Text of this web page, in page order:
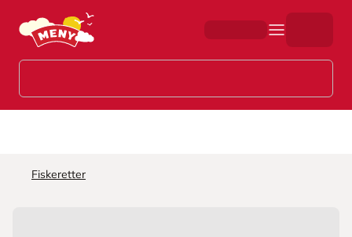
Hopp til hovedinnhold
Fiskeretter